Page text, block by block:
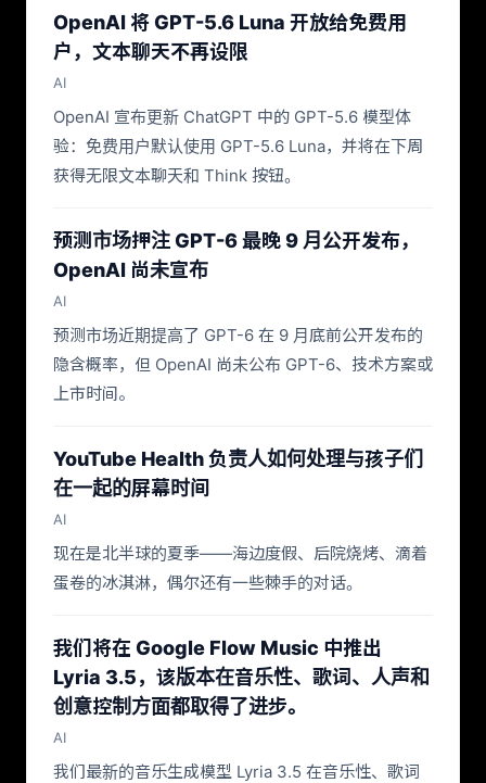
OpenAI 将 GPT-5.6 Luna 开放给免费用
户，文本聊天不再设限
AI
OpenAI 宣布更新 ChatGPT 中的 GPT-5.6 模型体
验：免费用户默认使用 GPT-5.6 Luna，并将在下周
获得无限文本聊天和 Think 按钮。
预测市场押注 GPT-6 最晚 9 月公开发布，
OpenAI 尚未宣布
AI
预测市场近期提高了 GPT-6 在 9 月底前公开发布的
隐含概率，但 OpenAI 尚未公布 GPT-6、技术方案或
上市时间。
YouTube Health 负责人如何处理与孩子们
在一起的屏幕时间
AI
现在是北半球的夏季——海边度假、后院烧烤、滴着
蛋卷的冰淇淋，偶尔还有一些棘手的对话。
我们将在 Google Flow Music 中推出
Lyria 3.5，该版本在音乐性、歌词、人声和
创意控制方面都取得了进步。
AI
我们最新的音乐生成模型 Lyria 3.5 在音乐性、歌词